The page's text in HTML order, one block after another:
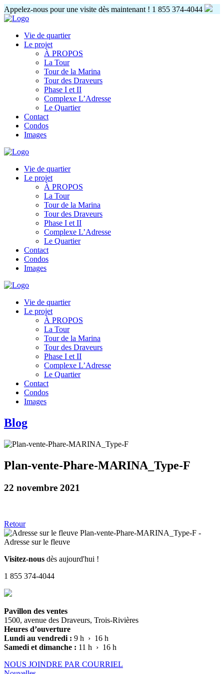
Appelez-nous pour une visite dès maintenant ! 1 855 374-4044
Vie de quartier
Le projet
À PROPOS
La Tour
Tour de la Marina
Tour des Draveurs
Phase I et II
Complexe L’Adresse
Le Quartier
Contact
Condos
Images
Vie de quartier
Le projet
À PROPOS
La Tour
Tour de la Marina
Tour des Draveurs
Phase I et II
Complexe L’Adresse
Le Quartier
Contact
Condos
Images
Vie de quartier
Le projet
À PROPOS
La Tour
Tour de la Marina
Tour des Draveurs
Phase I et II
Complexe L’Adresse
Le Quartier
Contact
Condos
Images
Blog
Plan-vente-Phare-MARINA_Type-F
22 novembre 2021
Retour
Visitez-nous dès aujourd'hui !
1 855 374-4044
Pavillon des ventes
1500, avenue des Draveurs, Trois-Rivières
Heures d’ouverture
Lundi au vendredi : 9 h › 16 h
Samedi et dimanche : 11 h › 16 h
NOUS JOINDRE PAR COURRIEL